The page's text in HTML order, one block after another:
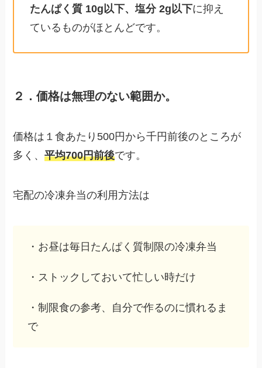
たんぱく質 10g以下、塩分 2g以下に抑え
ているものがほとんどです。
２．価格は無理のない範囲か。
価格は１食あたり500円から千円前後のところが
多く、平均700円前後です。
宅配の冷凍弁当の利用方法は
・お昼は毎日たんぱく質制限の冷凍弁当
・ストックしておいて忙しい時だけ
・制限食の参考、自分で作るのに慣れるま
で